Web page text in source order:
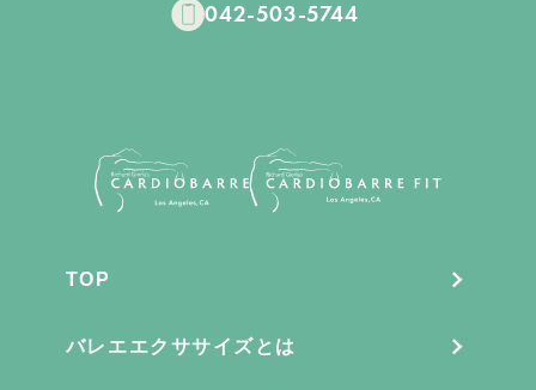
042-503-5744
TOP
バレエエクササイズとは